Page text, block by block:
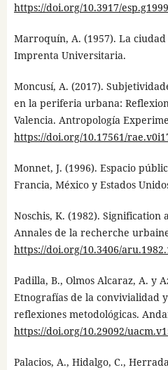
https://doi.org/10.3917/
Marroquín, A. (1957). La
Imprenta Universitaria.
Moncusí, A. (2017).
en la periferia urbana:
Valencia. Antropología
https://doi.org/10.17561/
Monnet, J. (1996). Espacio
Francia, México y Estados
Noschis, K. (1982).
Annales de la recherche
https://doi.org/10.3406/
Padilla, B., Olmos Alcaraz, A. y
Etnografías de la convivialidad
reflexiones metodológicas.
https://doi.org/10.29092/
Palacios, A., Hidalgo, C.,